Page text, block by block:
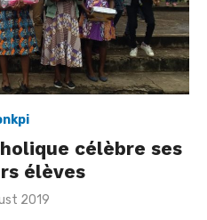
célèbre ses
élèves
2019